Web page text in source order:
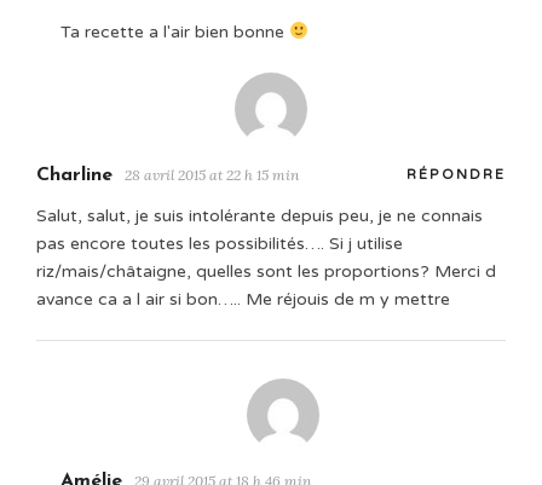
Ta recette a l'air bien bonne
Charline 28 avril 2015 at 22 h 15 min RÉPONDRE
Salut, salut, je suis intolérante depuis peu, je ne connais
pas encore toutes les possibilités…. Si j utilise
riz/mais/châtaigne, quelles sont les proportions? Merci d
avance ca a l air si bon….. Me réjouis de m y mettre
Amélie 29 avril 2015 at 18 h 46 min